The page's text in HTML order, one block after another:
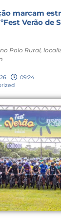
marcam
Verão de
Polo Rural,
09:24